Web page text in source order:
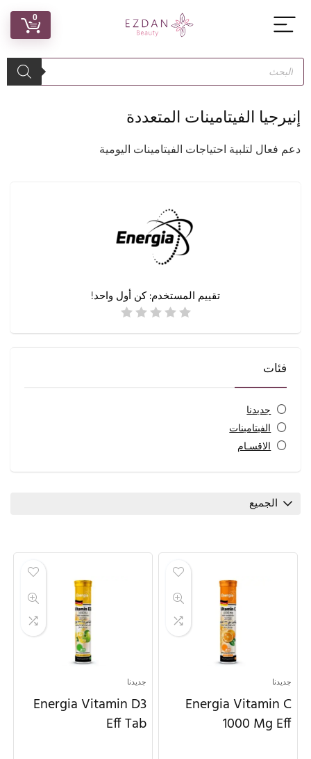
0
إنيرجيا الفيتامينات المتعددة
دعم فعال لتلبية احتياجات الفيتامينات اليومية
تقييم المستخدم:كن أول واحد!
فئات
جديدنا
الفيتامينات
الاقسـام
الجميع
جديدنا
Energia Vitamin C
1000 Mg Eff
جديدنا
Energia Vitamin D3
Eff Tab